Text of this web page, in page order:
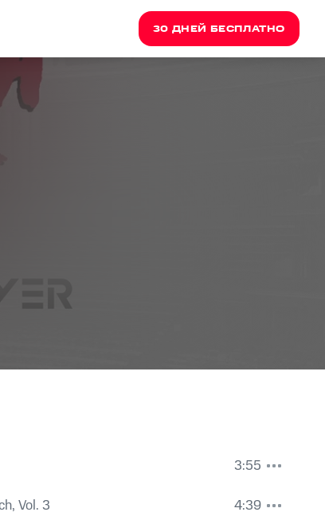
30 ДНЕЙ БЕСПЛАТНО
3:55
Vol. 3
4:39